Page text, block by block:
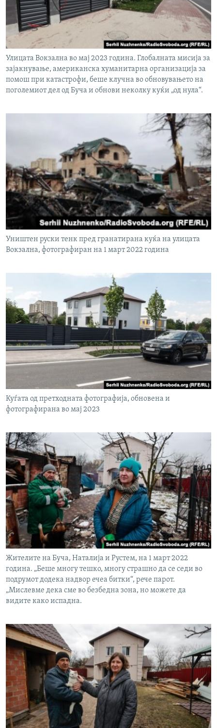
Улицата Вокзална во мај 2023 година. Глобалната мисија за
зајакнување, американска хуманитарна организација за
помош при катастрофи, беше клучна во обновувањето на
поголемиот дел од Буча и обнови неколку куќи „од нула“.
Уништен руски тенк пред гранатирана куќа на улицата
Вокзална, фотографиран на 1 март 2022 година
Куѓата од претходната фотографија, обновена и
фотографирана во мај 2023
Жителите на Буча, Наталија и Рустем, на 1 март 2022
година. „Беше многу тешко, многу страшно да се седи во
подрумот додека надвор ечеа битки“, рече парот.
„Мислевме дека сме во безбедна зона, но можете да
видите како испадна.